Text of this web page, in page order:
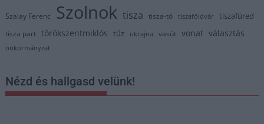
Szalay Ferenc Szolnok tisza tisza-tó tiszaföldvár tiszafüred
tisza part törökszentmiklós tűz ukrajna vasút vonat választás
önkormányzat
Nézd és hallgasd velünk!